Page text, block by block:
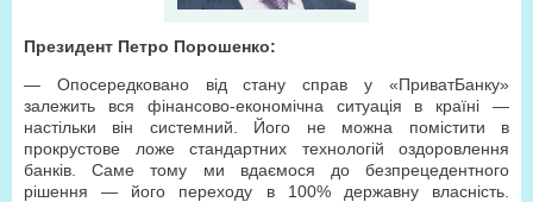
Президент Петро Порошенко:
— Опосередковано від стану справ у «ПриватБанку»
залежить вся фінансово-економічна ситуація в країні —
настільки він системний. Його не можна помістити в
прокрустове ложе стандартних технологій оздоровлення
банків. Саме тому ми вдаємося до безпрецедентного
рішення — його переходу в 100% державну власність.